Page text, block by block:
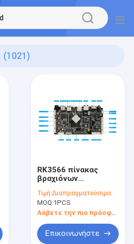
(1021)
RK3566 πίνακας
βραχιόνων
ενσωματωμένο
πίνακα ΒΡΑΧΙΌΝΩΝ
σημείου εισόδου
UART του τοπικού
LAN 4G WIFI BT τον
USB
Τιμή:Διαπραγματεύσιμα
MOQ:1PCS
Επικοινωνήστε